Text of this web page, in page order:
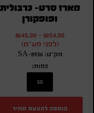
מארז סרט- כרבולית
ופופקורן
₪54.00
-
₪45.00
(לפני מע"מ)
מק"ט: SA-8936
כמות:
הוספה להצעת מחיר